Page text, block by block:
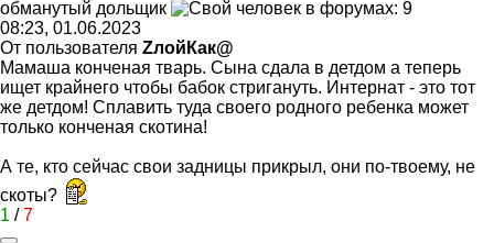
обманутый дольщик
08:23, 01.06.2023
От пользователя ZлойКак@
Мамаша конченая тварь. Сына сдала в детдом а теперь
ищет крайнего чтобы бабок стригануть. Интернат - это тот
же детдом! Сплавить туда своего родного ребенка может
только конченая скотина!
А те, кто сейчас свои задницы прикрыл, они по-твоему, не
скоты?
1 /7